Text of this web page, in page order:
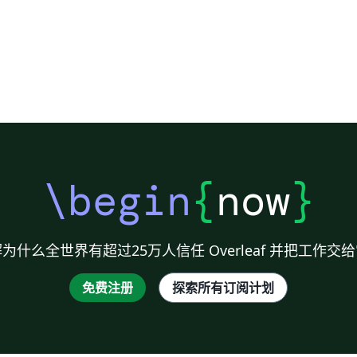
\begin{now}
什么全世界有超过25万人信任 Overleaf 并把工作交
免费注册 探索所有订阅计划